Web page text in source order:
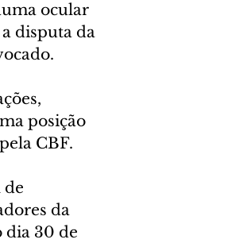
ocular
disputa da
posição
CBF.
de
da
dia 30 de